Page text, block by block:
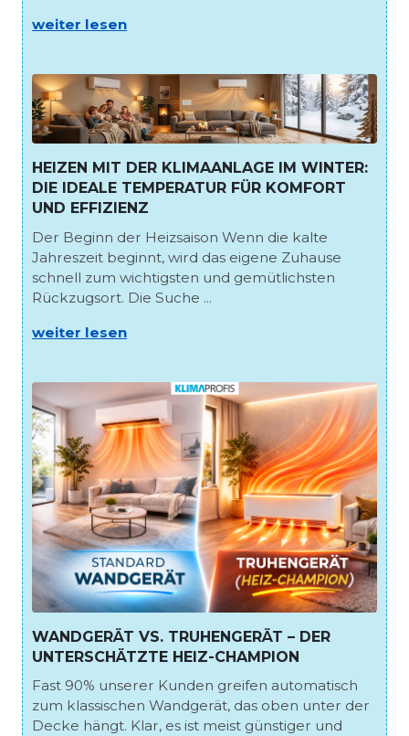
weiter lesen
HEIZEN MIT DER KLIMAANLAGE IM WINTER:
DIE IDEALE TEMPERATUR FÜR KOMFORT
UND EFFIZIENZ
Der Beginn der Heizsaison Wenn die kalte
Jahreszeit beginnt, wird das eigene Zuhause
schnell zum wichtigsten und gemütlichsten
Rückzugsort. Die Suche ...
weiter lesen
WANDGERÄT VS. TRUHENGERÄT – DER
UNTERSCHÄTZTE HEIZ-CHAMPION
Fast 90% unserer Kunden greifen automatisch
zum klassischen Wandgerät, das oben unter der
Decke hängt. Klar, es ist meist günstiger und